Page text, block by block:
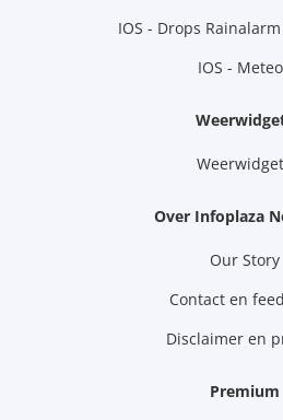
IOS - Drops
IOS -
Over Infoplaza
Our Story
Contact en
Disclaimer en
Premium